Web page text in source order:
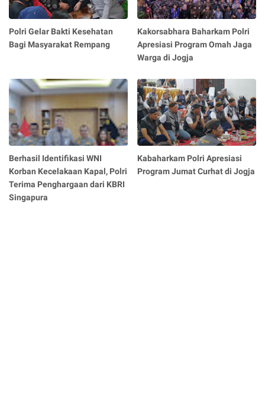
Polri Gelar Bakti Kesehatan
Bagi Masyarakat Rempang
Kakorsabhara Baharkam Polri
Apresiasi Program Omah Jaga
Warga di Jogja
Berhasil Identifikasi WNI
Korban Kecelakaan Kapal, Polri
Terima Penghargaan dari KBRI
Singapura
Kabaharkam Polri Apresiasi
Program Jumat Curhat di Jogja